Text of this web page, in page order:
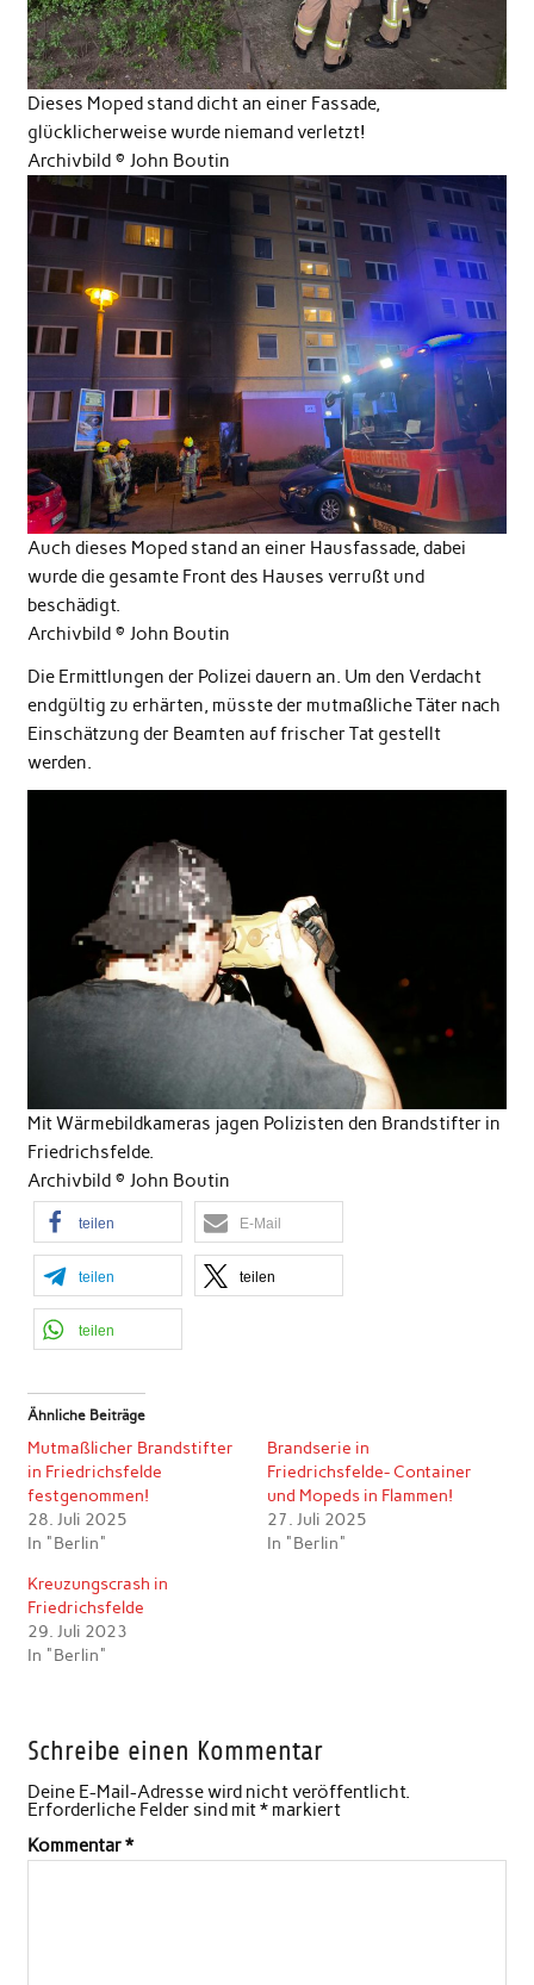
Dieses Moped stand dicht an einer Fassade,
glücklicherweise wurde niemand verletzt!
Archivbild © John Boutin
Auch dieses Moped stand an einer Hausfassade, dabei
wurde die gesamte Front des Hauses verrußt und
beschädigt.
Archivbild © John Boutin
Die Ermittlungen der Polizei dauern an. Um den Verdacht
endgültig zu erhärten, müsste der mutmaßliche Täter nach
Einschätzung der Beamten auf frischer Tat gestellt
werden.
Mit Wärmebildkameras jagen Polizisten den Brandstifter in
Friedrichsfelde.
Archivbild © John Boutin
teilen E-Mail
teilen teilen
teilen
Ähnliche Beiträge
Mutmaßlicher Brandstifter
in Friedrichsfelde
festgenommen!
28. Juli 2025
In "Berlin"
Brandserie in
Friedrichsfelde- Container
und Mopeds in Flammen!
27. Juli 2025
In "Berlin"
Kreuzungscrash in
Friedrichsfelde
29. Juli 2023
In "Berlin"
Schreibe einen Kommentar
Deine E-Mail-Adresse wird nicht veröffentlicht.
Erforderliche Felder sind mit*markiert
Kommentar*